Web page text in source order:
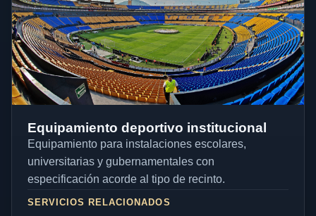
Equipamiento deportivo institucional
Equipamiento para instalaciones escolares,
universitarias y gubernamentales con
especificación acorde al tipo de recinto.
SERVICIOS RELACIONADOS